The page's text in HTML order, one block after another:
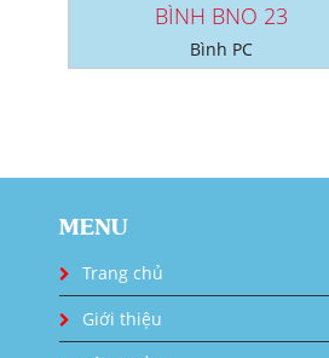
BÌNH BNO 23
Bình PC
MENU
Trang chủ
Giới thiệu